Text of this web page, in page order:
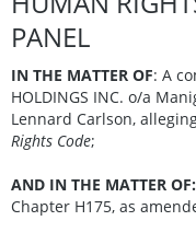
PANEL
IN THE MATTER OF: A
HOLDINGS INC. o/a
Lennard Carlson,
Rights Code;
AND IN THE MATTER OF:
Chapter H175, as